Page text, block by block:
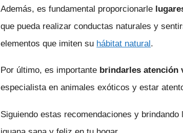
Además, es fundamental proporcionarle
que pueda realizar conductas naturales y
elementos que imiten su hábitat natural.
Por último, es importante brindarles atención
especialista en animales exóticos y estar
Siguiendo estas recomendaciones y